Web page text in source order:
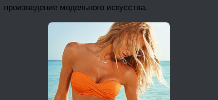
произведение модельного искусства.